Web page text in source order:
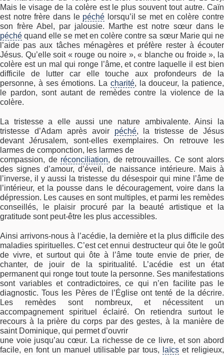
Mais le visage de la colère est le plus souvent tout autre. Caïn
est notre frère dans le péché lorsqu’il se met en colère contre
son frère Abel, par jalousie. Marthe est notre sœur dans le
péché quand elle se met en colère contre sa sœur Marie qui ne
l’aide pas aux tâches ménagères et préfère rester à écouter
Jésus. Qu’elle soit « rouge ou noire », « blanche ou froide », la
colère est un mal qui ronge l’âme, et contre laquelle il est bien
difficile de lutter car elle touche aux profondeurs de la
personne, à ses émotions. La charité, la douceur, la patience,
le pardon, sont autant de remèdes contre la violence de la
colère.
La tristesse a elle aussi une nature ambivalente. Ainsi la
tristesse d’Adam après avoir péché, la tristesse de Jésus
devant Jérusalem, sont-elles exemplaires. On retrouve les
larmes de componction, les larmes de
compassion, de réconciliation, de retrouvailles. Ce sont alors
des signes d’amour, d’éveil, de naissance intérieure. Mais à
l’inverse, il y aussi la tristesse du désespoir qui mine l’âme de
l’intérieur, et la pousse dans le découragement, voire dans la
dépression. Les causes en sont multiples, et parmi les remèdes
conseillés, le plaisir procuré par la beauté artistique et la
gratitude sont peut-être les plus accessibles.
Ainsi arrivons-nous à l’acédie, la dernière et la plus difficile des
maladies spirituelles. C’est cet ennui destructeur qui ôte le goût
de vivre, et surtout qui ôte à l’âme toute envie de prier, de
chanter, de jouir de la spiritualité. L’acédie est un état
permanent qui ronge tout toute la personne. Ses manifestations
sont variables et contradictoires, ce qui n’en facilite pas le
diagnostic. Tous les Pères de l’Église ont tenté de la décrire.
Les remèdes sont nombreux, et nécessitent un
accompagnement spirituel éclairé. On retiendra surtout le
recours à la prière du corps par des gestes, à la manière de
saint Dominique, qui permet d’ouvrir
une voie jusqu’au cœur. La richesse de ce livre, et son abord
facile, en font un manuel utilisable par tous,
laïcs et religieux,